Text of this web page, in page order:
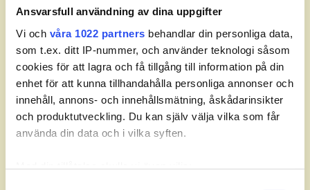
Ansvarsfull användning av dina uppgifter
Vi och våra 1022 partners behandlar din personliga data,
som t.ex. ditt IP-nummer, och använder teknologi såsom
cookies för att lagra och få tillgång till information på din
enhet för att kunna tillhandahålla personliga annonser och
innehåll, annons- och innehållsmätning, åskådarinsikter
och produktutveckling. Du kan själv välja vilka som får
använda din data och i vilka syften.
Med din tillåtelse skulle vi även vilja:
Klass
Status
# Spelare RL